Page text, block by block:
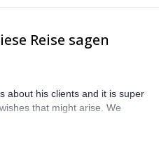
Reise sagen
about his clients and it is super
that might arise. We